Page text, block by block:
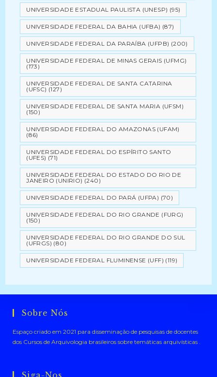
UNIVERSIDADE ESTADUAL PAULISTA (UNESP) (95)
UNIVERSIDADE FEDERAL DA BAHIA (UFBA) (87)
UNIVERSIDADE FEDERAL DA PARAÍBA (UFPB) (200)
UNIVERSIDADE FEDERAL DE MINAS GERAIS (UFMG)
(173)
UNIVERSIDADE FEDERAL DE SANTA CATARINA
(UFSC) (127)
UNIVERSIDADE FEDERAL DE SANTA MARIA (UFSM)
(150)
UNIVERSIDADE FEDERAL DO AMAZONAS (UFAM)
(86)
UNIVERSIDADE FEDERAL DO ESPÍRITO SANTO
(UFES) (71)
UNIVERSIDADE FEDERAL DO ESTADO DO RIO DE
JANEIRO (UNIRIO) (240)
UNIVERSIDADE FEDERAL DO PARÁ (UFPA) (70)
UNIVERSIDADE FEDERAL DO RIO GRANDE (FURG)
(150)
UNIVERSIDADE FEDERAL DO RIO GRANDE DO SUL
(UFRGS) (80)
UNIVERSIDADE FEDERAL FLUMINENSE (UFF) (119)
Sobre Nós
Espaço criado em 2021 para disseminação de pesquisas de docentes
dos Cursos de Arquivologia brasileiros sobre temáticas arquivísticas .
Siga-Nos